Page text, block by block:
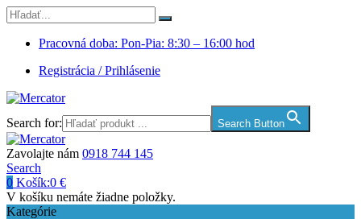
Pracovná doba: Pon-Pia: 8:30 – 16:00 hod
Registrácia / Prihlásenie
Search for: Search Button
Zavolajte nám 0918 744 145
Search
0 Košík:0 €
V košíku nemáte žiadne položky.
Kategórie